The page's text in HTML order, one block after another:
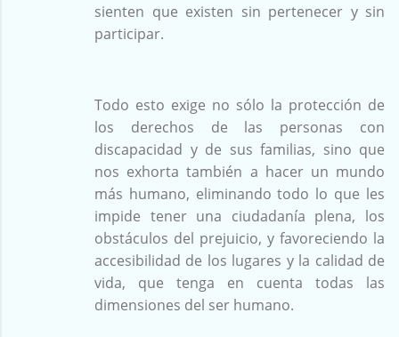
sienten que existen sin pertenecer y sin
participar.
Todo esto exige no sólo la protección de
los derechos de las personas con
discapacidad y de sus familias, sino que
nos exhorta también a hacer un mundo
más humano, eliminando todo lo que les
impide tener una ciudadanía plena, los
obstáculos del prejuicio, y favoreciendo la
accesibilidad de los lugares y la calidad de
vida, que tenga en cuenta todas las
dimensiones del ser humano.